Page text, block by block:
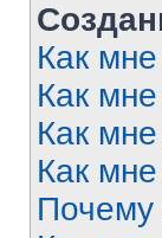
Как
Как
Как
Как
Почему